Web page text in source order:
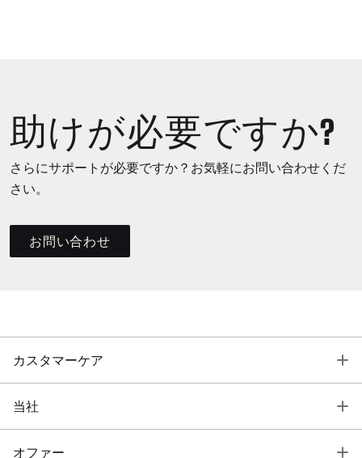
助けが必要ですか?
さらにサポートが必要ですか？お気軽にお問い合わせくだ
さい。
お問い合わせ
カスタマーケア
当社
オファー